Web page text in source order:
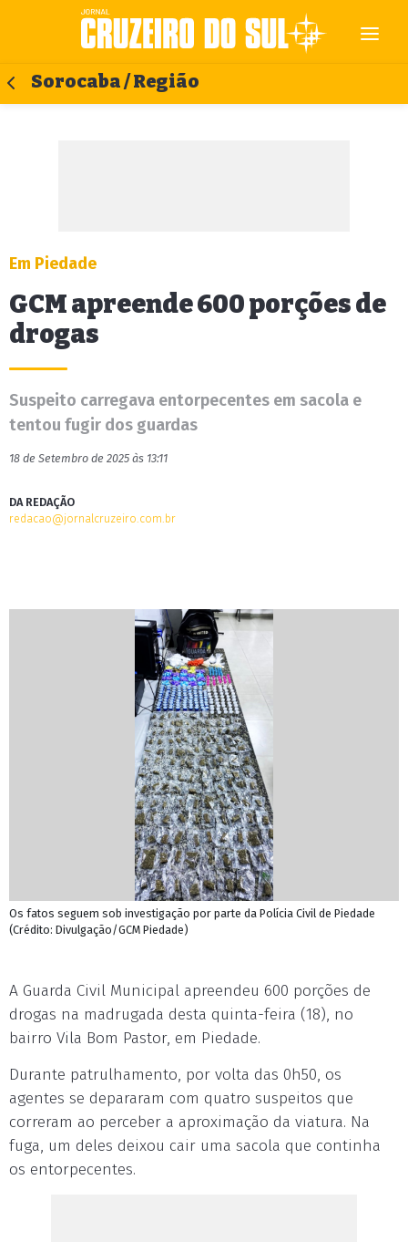
Sorocaba / Região
Em Piedade
GCM apreende 600 porções de
drogas
Suspeito carregava entorpecentes em sacola e
tentou fugir dos guardas
18 de Setembro de 2025 às 13:11
DA REDAÇÃO
redacao@jornalcruzeiro.com.br
Os fatos seguem sob investigação por parte da Polícia Civil de Piedade
(Crédito: Divulgação/GCM Piedade)
A Guarda Civil Municipal apreendeu 600 porções de
drogas na madrugada desta quinta-feira (18), no
bairro Vila Bom Pastor, em Piedade.
Durante patrulhamento, por volta das 0h50, os
agentes se depararam com quatro suspeitos que
correram ao perceber a aproximação da viatura. Na
fuga, um deles deixou cair uma sacola que continha
os entorpecentes.